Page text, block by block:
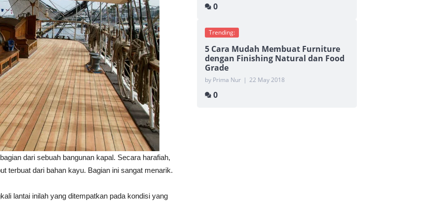
dari sebuah bangunan kapal. Secara harafiah,
terbuat dari bahan kayu. Bagian ini sangat menarik.
lantai inilah yang ditempatkan pada kondisi yang
0
Trending:
5 Cara Mudah Membuat Furniture
dengan Finishing Natural dan Food
Grade
by Prima Nur | 22 May 2018
0